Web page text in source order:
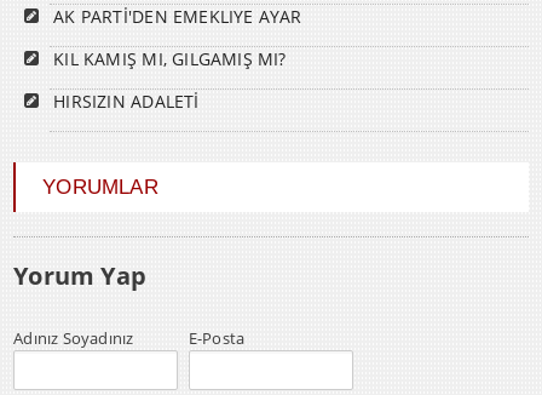
AK PARTİ'DEN EMEKLIYE AYAR
KIL KAMIŞ MI, GILGAMIŞ MI?
HIRSIZIN ADALETİ
YORUMLAR
Yorum Yap
Adınız Soyadınız E-Posta